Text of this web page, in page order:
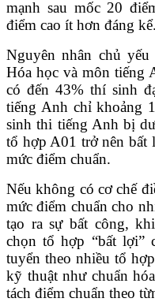
mạnh sau mốc 20
điểm cao ít hơn đáng kể.
Nguyên nhân chủ
Hóa học và môn tiếng
có đến 43% thí sinh
tiếng Anh chỉ khoảng
sinh thi tiếng Anh bị
tổ hợp A01 trở nên bất
mức điểm chuẩn.
Nếu không có cơ chế
mức điểm chuẩn cho
tạo ra sự bất công,
chọn tổ hợp “bất lợi”
tuyển theo nhiều tổ
kỹ thuật như chuẩn
tách điểm chuẩn theo